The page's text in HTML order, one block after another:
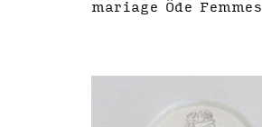
mariage Ôde Femmes